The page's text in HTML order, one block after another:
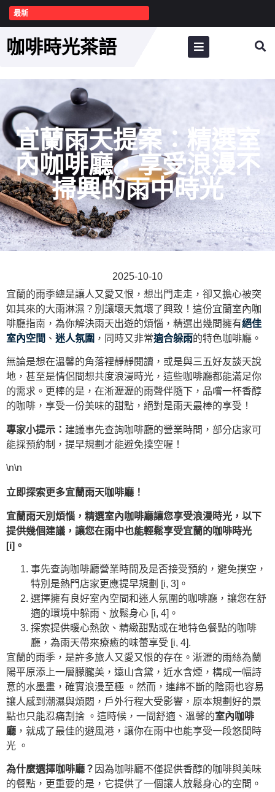
最新
咖啡時光茶語
宜蘭雨天提案：精選室
內咖啡廳，享受浪漫不
掃興的雨中時光
2025-10-10
宜蘭的雨季總是讓人又愛又恨，想出門走走，卻又擔心被突
如其來的大雨淋濕？別讓壞天氣壞了興致！這份宜蘭室內咖
啡廳指南，為你解決雨天出遊的煩惱，精選出幾間擁有絕佳
室內空間 、 迷人氛圍 ，同時又非常適合躲雨的特色咖啡廳。
無論是想在溫馨的角落裡靜靜閱讀，或是與三五好友談天說
地，甚至是情侶間想共度浪漫時光，這些咖啡廳都能滿足你
的需求。更棒的是，在淅瀝瀝的雨聲伴隨下，品嚐一杯香醇
的咖啡，享受一份美味的甜點，絕對是雨天最棒的享受！
專家小提示： 建議事先查詢咖啡廳的營業時間，部分店家可
能採預約制，提早規劃才能避免撲空喔！
\n\n
立即探索更多宜蘭雨天咖啡廳！
宜蘭雨天別煩惱，精選室內咖啡廳讓您享受浪漫時光，以下
提供幾個建議，讓您在雨中也能輕鬆享受宜蘭的咖啡時光
[i]。
事先查詢咖啡廳營業時間及是否接受預約，避免撲空，
特別是熱門店家更應提早規劃 [i, 3]。
選擇擁有良好室內空間和迷人氛圍的咖啡廳，讓您在舒
適的環境中躲雨、放鬆身心 [i, 4]。
探索提供暖心熱飲、精緻甜點或在地特色餐點的咖啡
廳，為雨天帶來療癒的味蕾享受 [i, 4].
宜蘭的雨季，是許多旅人又愛又恨的存在。淅瀝的雨絲為蘭
陽平原添上一層朦朧美，遠山含黛，近水含煙，構成一幅詩
意的水墨畫，確實浪漫至極 。然而，連綿不斷的陰雨也容易
讓人感到潮濕與煩悶，戶外行程大受影響，原本規劃好的景
點也只能忍痛割捨 。這時候，一間舒適、溫馨的室內咖啡
廳 ，就成了最佳的避風港，讓你在雨中也能享受一段悠閒時
光 。
為什麼選擇咖啡廳？ 因為咖啡廳不僅提供香醇的咖啡與美味
的餐點，更重要的是，它提供了一個讓人放鬆身心的空間。